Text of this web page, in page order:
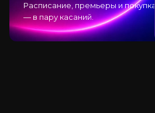
Расписание, премьеры и покупка
— в пару касаний.